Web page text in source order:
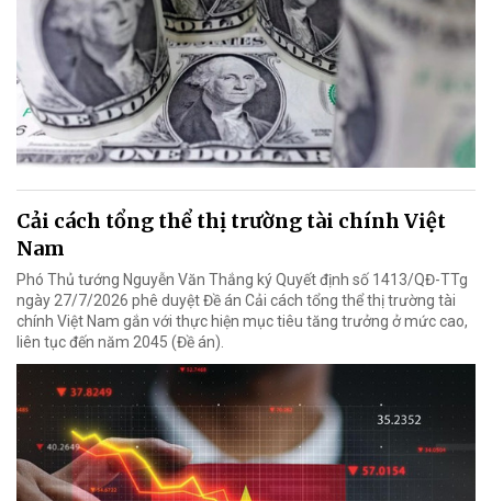
Cải cách tổng thể thị trường tài chính Việt
Nam
Phó Thủ tướng Nguyễn Văn Thắng ký Quyết định số 1413/QĐ-TTg
ngày 27/7/2026 phê duyệt Đề án Cải cách tổng thể thị trường tài
chính Việt Nam gắn với thực hiện mục tiêu tăng trưởng ở mức cao,
liên tục đến năm 2045 (Đề án).